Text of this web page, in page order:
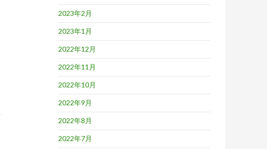
2023年2月
2023年1月
2022年12月
2022年11月
2022年10月
2022年9月
2022年8月
2022年7月